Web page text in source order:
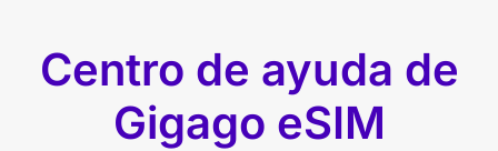
Centro de ayuda de
Gigago eSIM